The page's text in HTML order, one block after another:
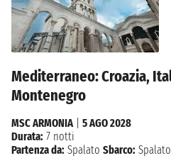
Mediterraneo: Croazia,
Montenegro
MSC ARMONIA| 5 AGO 2028
Durata: 7 notti
Partenza da: Spalato Sbarco: Spalato